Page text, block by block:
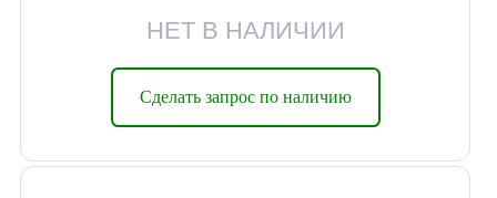
НЕТ В НАЛИЧИИ
Сделать запрос по наличию